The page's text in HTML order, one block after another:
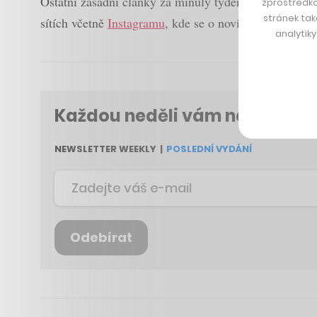
sítích včetně Instagramu, kde se o novinkách
Každou neděli vám
NEWSLETTER WEEKLY | POSLEDNÍ VYDÁNÍ
Odebírat
stránek